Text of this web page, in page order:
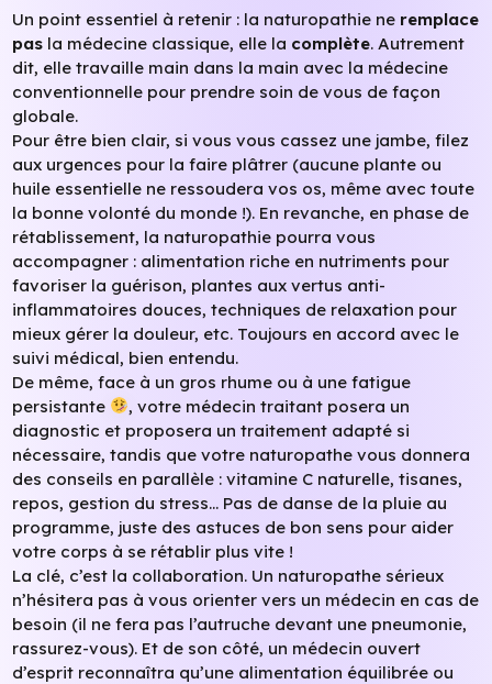
Un point essentiel à retenir : la naturopathie ne remplace
pas la médecine classique, elle la complète. Autrement
dit, elle travaille main dans la main avec la médecine
conventionnelle pour prendre soin de vous de façon
globale.
Pour être bien clair, si vous vous cassez une jambe, filez
aux urgences pour la faire plâtrer (aucune plante ou
huile essentielle ne ressoudera vos os, même avec toute
la bonne volonté du monde !). En revanche, en phase de
rétablissement, la naturopathie pourra vous
accompagner : alimentation riche en nutriments pour
favoriser la guérison, plantes aux vertus anti-
inflammatoires douces, techniques de relaxation pour
mieux gérer la douleur, etc. Toujours en accord avec le
suivi médical, bien entendu.
De même, face à un gros rhume ou à une fatigue
persistante
, votre médecin traitant posera un
diagnostic et proposera un traitement adapté si
nécessaire, tandis que votre naturopathe vous donnera
des conseils en parallèle : vitamine C naturelle, tisanes,
repos, gestion du stress… Pas de danse de la pluie au
programme, juste des astuces de bon sens pour aider
votre corps à se rétablir plus vite !
La clé, c’est la collaboration. Un naturopathe sérieux
n’hésitera pas à vous orienter vers un médecin en cas de
besoin (il ne fera pas l’autruche devant une pneumonie,
rassurez-vous). Et de son côté, un médecin ouvert
d’esprit reconnaîtra qu’une alimentation équilibrée ou